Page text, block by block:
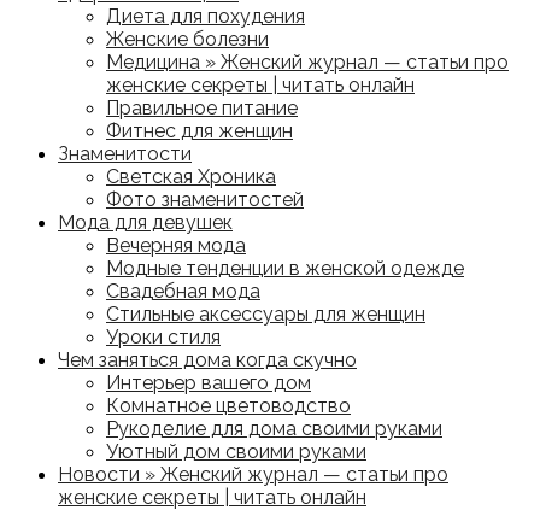
Диета для похудения
Женские болезни
Медицина » Женский журнал — статьи про
женские секреты | читать онлайн
Правильное питание
Фитнес для женщин
Знаменитости
Светская Хроника
Фото знаменитостей
Мода для девушек
Вечерняя мода
Модные тенденции в женской одежде
Свадебная мода
Стильные аксессуары для женщин
Уроки стиля
Чем заняться дома когда скучно
Интерьер вашего дом
Комнатное цветоводство
Рукоделие для дома своими руками
Уютный дом своими руками
Новости » Женский журнал — статьи про
женские секреты | читать онлайн